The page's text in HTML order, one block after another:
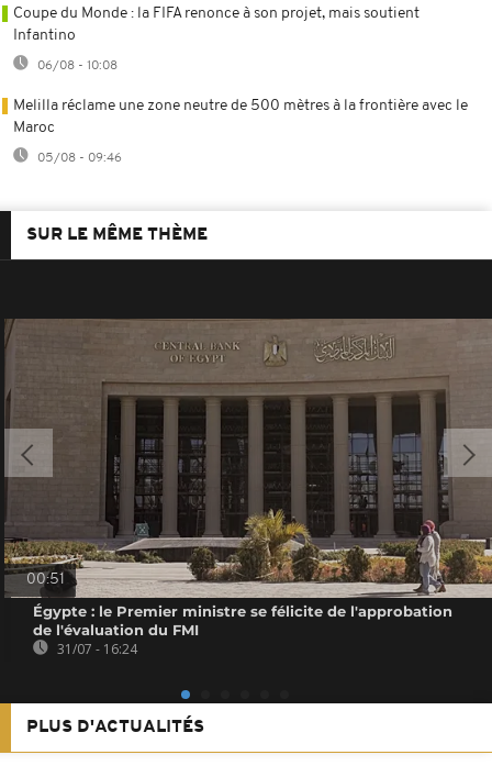
Coupe du Monde : la FIFA renonce à son projet, mais soutient
Infantino
06/08 - 10:08
Melilla réclame une zone neutre de 500 mètres à la frontière avec le
Maroc
05/08 - 09:46
SUR LE MÊME THÈME
00:51
Égypte : le Premier ministre se félicite de l'approbation
de l'évaluation du FMI
31/07 - 16:24
PLUS D'ACTUALITÉS